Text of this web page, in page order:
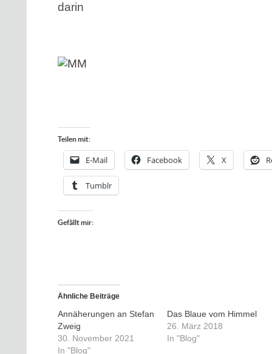
darin
Teilen mit:
E-Mail Facebook X
Tumblr
Gefällt mir:
Ähnliche Beiträge
Annäherungen an Stefan
Zweig
30. November 2021
In "Blog"
Das Blaue vom Himmel
26. März 2018
In "Blog"